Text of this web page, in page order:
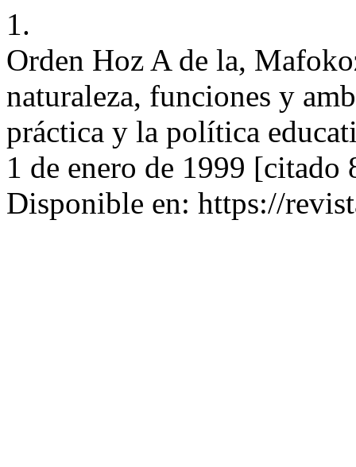
1.
Orden Hoz A de la,
naturaleza, funciones y
práctica y la política
1 de enero de 1999
Disponible en: https://